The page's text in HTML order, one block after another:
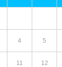
4 5
11 12